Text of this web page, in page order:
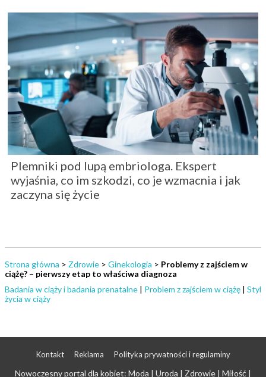
Plemniki pod lupą embriologa. Ekspert
wyjaśnia, co im szkodzi, co je wzmacnia i jak
zaczyna się życie
Strona główna > Zdrowie > Ginekologia > Problemy z zajściem w
ciążę? – pierwszy etap to właściwa diagnoza
Badania w ciąży i badania prenatalne
Problem z zajściem w ciążę
Styl
życia w ciąży
Kontakt Reklama Polityka prywatności i regulaminy
Nowoczesny portal dla kobiet: Moda | Uroda | Zdrowie | Miłość |